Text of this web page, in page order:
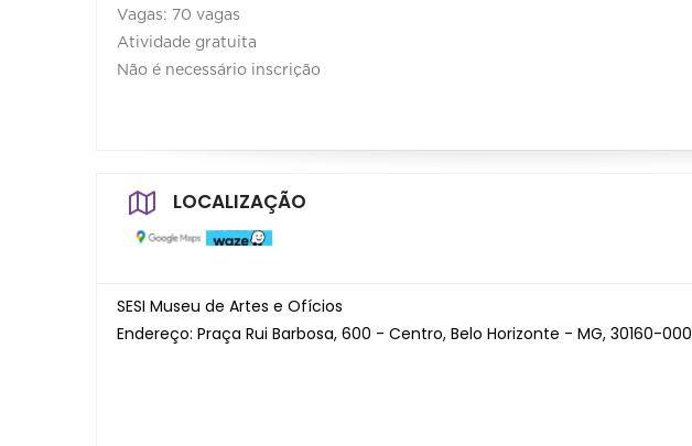
Vagas: 70 vagas
Atividade gratuita
Não é necessário inscrição
LOCALIZAÇÃO
SESI Museu de Artes e Ofícios
Endereço: Praça Rui Barbosa, 600 - Centro, Belo Horizonte - MG, 30160-000